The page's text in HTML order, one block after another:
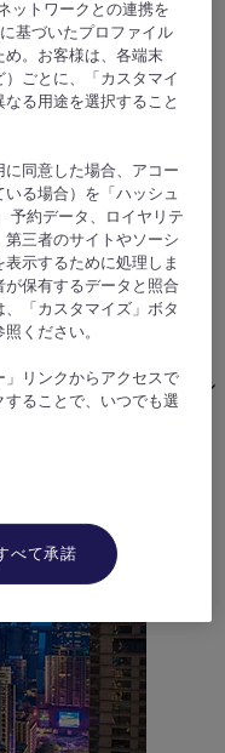
ウン（2019 年 8 月
3 号線のライトレール
メントまで歩いて 5
ケーブルカー、Chao
て行くことができま
km です。当ホテルに
、フィットネスセンタ
備しており、魅力的な
ットワークとの連携を
基づいたプロファイル
め。お客様は、各端末
）ごとに、「カスタマイ
る用途を選択すること
同意した場合、アコー
る場合）を「ハッシュ
予約データ、ロイヤリテ
三者のサイトやソーシ
示するために処理しま
保有するデータと照合
「カスタマイズ」ボタ
ください。
リンクからアクセスで
ることで、いつでも選
べて承諾